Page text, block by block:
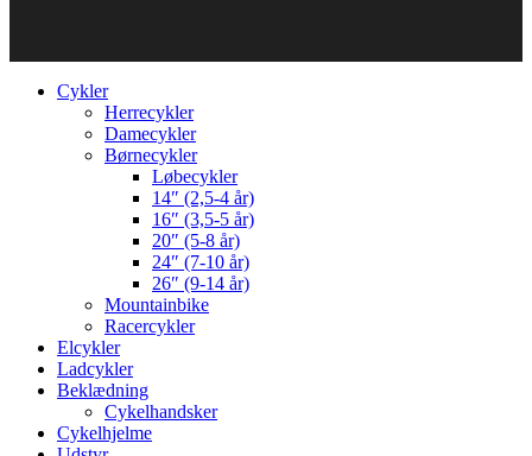
Cykler
Herrecykler
Damecykler
Børnecykler
Løbecykler
14″ (2,5-4 år)
16″ (3,5-5 år)
20″ (5-8 år)
24″ (7-10 år)
26″ (9-14 år)
Mountainbike
Racercykler
Elcykler
Ladcykler
Beklædning
Cykelhandsker
Cykelhjelme